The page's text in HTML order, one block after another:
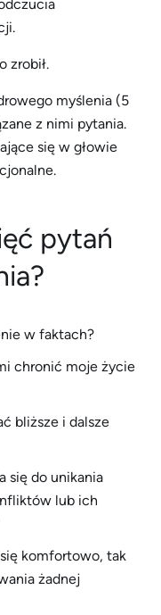
zrobił.
myślenia (5
z nimi pytania.
się w głowie
pytań
w faktach?
chronić moje życie
bliższe i dalsze
się do unikania
lub ich
komfortowo, tak
żadnej